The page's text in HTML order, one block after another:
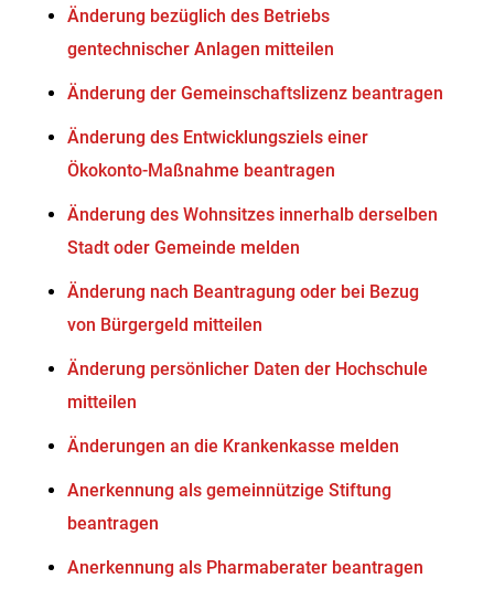
Änderung bezüglich des Betriebs
gentechnischer Anlagen mitteilen
Änderung der Gemeinschaftslizenz beantragen
Änderung des Entwicklungsziels einer
Ökokonto-Maßnahme beantragen
Änderung des Wohnsitzes innerhalb derselben
Stadt oder Gemeinde melden
Änderung nach Beantragung oder bei Bezug
von Bürgergeld mitteilen
Änderung persönlicher Daten der Hochschule
mitteilen
Änderungen an die Krankenkasse melden
Anerkennung als gemeinnützige Stiftung
beantragen
Anerkennung als Pharmaberater beantragen